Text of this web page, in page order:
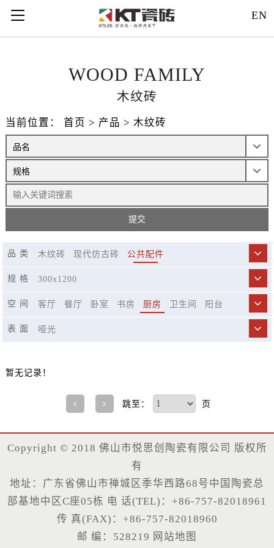
EN
121312
WOOD FAMILY
木纹砖
当前位置： 首页 > 产品 > 木纹砖
品 类 木纹砖 现代仿古砖 公共配件
规 格 300x1200
空 间 客厅 餐厅 卧室 书房 厨房 卫生间
阳台
表 面 哑光
暂无记录！
跳至： 页
Copyright © 2018 佛山市悦思创陶瓷有限公司 版权所
有
地址：广东省佛山市禅城区季华西路68号中国陶瓷总
部基地中区C座05栋 电 话(TEL)：+86-757-82018961
传 真(FAX)：+86-757-82018960
邮 编：528219 网站地图